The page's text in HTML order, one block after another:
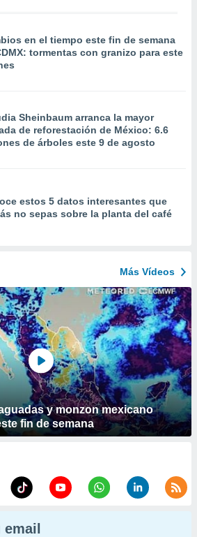
en el tiempo este fin de semana
tormentas con granizo para este
Sheinbaum arranca la mayor
de reforestación de México: 6.6
de árboles este 9 de agosto
estos 5 datos interesantes que
no sepas sobre la planta del café
Más Vídeos
y monzon mexicano
fin de semana